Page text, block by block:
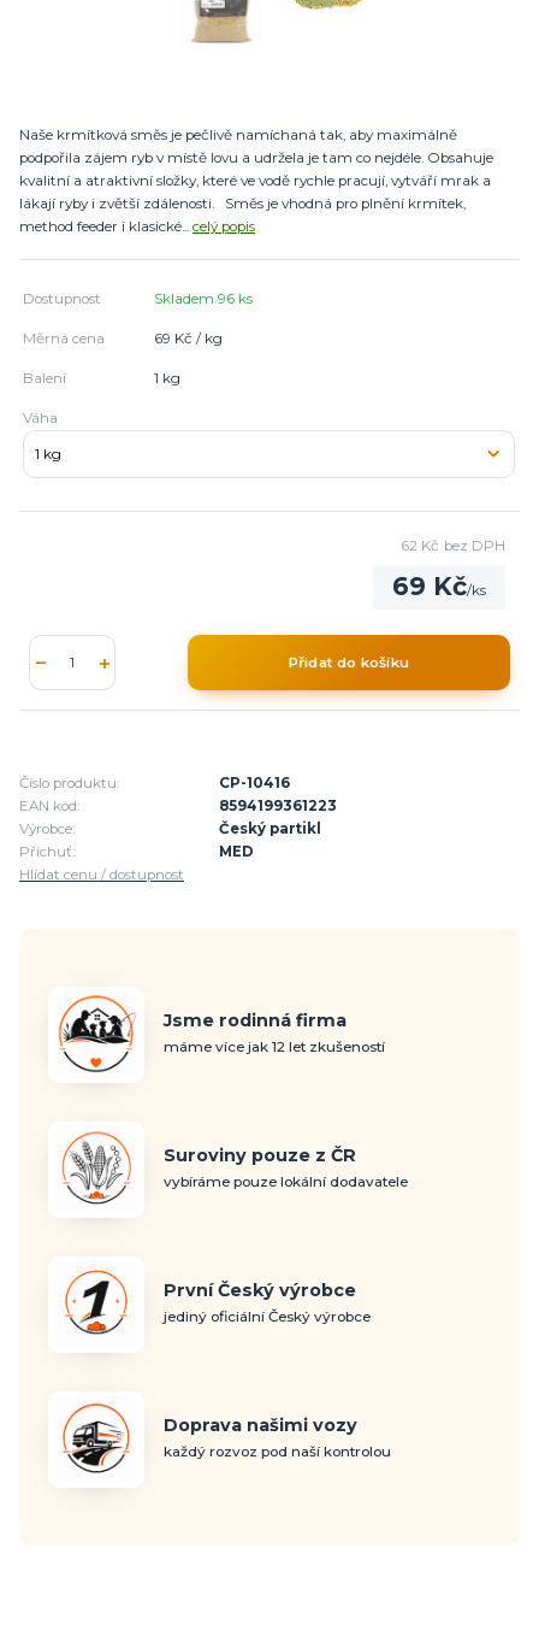
Naše krmítková směs je pečlivě namíchaná tak, aby maximálně
podpořila zájem ryb v místě lovu a udržela je tam co nejdéle. Obsahuje
kvalitní a atraktivní složky, které ve vodě rychle pracují, vytváří mrak a
lákají ryby i zvětší zdálenosti. Směs je vhodná pro plnění krmítek,
method feeder i klasické... celý popis
Dostupnost Skladem 96 ks
Měrná cena 69 Kč / kg
Balení 1 kg
Váha
69 Kč/ks
62 Kč bez DPH
Přidat do košíku
Číslo produktu:
CP-10416
EAN kód:
8594199361223
Výrobce:
Český partikl
Příchuť:
MED
Hlídat cenu / dostupnost
Jsme rodinná firma
máme více jak 12 let zkušeností
Suroviny pouze z ČR
vybíráme pouze lokální dodavatele
První Český výrobce
jediný oficiální Český výrobce
Doprava našimi vozy
každý rozvoz pod naší kontrolou